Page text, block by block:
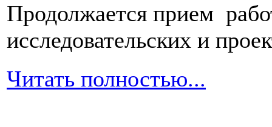
Продолжается прием
исследовательских и
Читать полностью...